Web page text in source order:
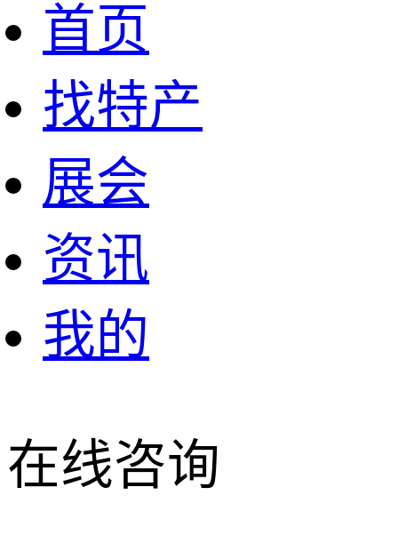
首页
找特产
展会
资讯
我的
在线咨询